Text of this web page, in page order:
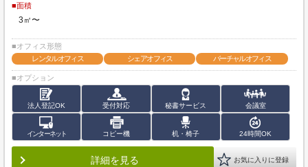
■面積
3㎡〜
■オフィス形態
レンタルオフィス
シェアオフィス バーチャルオフィス
■オプション
法人登記OK 受付対応 秘書サービス 会議室
インターネット コピー機 机・椅子 24時間OK
詳細を見る お気に入りに登録